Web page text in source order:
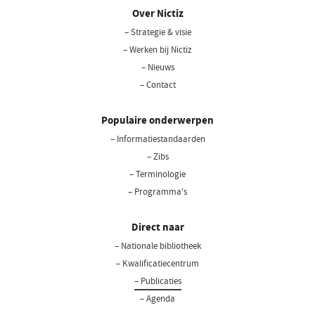
Over Nictiz
– Strategie & visie
– Werken bij Nictiz
– Nieuws
– Contact
Populaire onderwerpen
– Informatiestandaarden
– Zibs
– Terminologie
– Programma's
Direct naar
– Nationale bibliotheek
– Kwalificatiecentrum
– Publicaties
– Agenda